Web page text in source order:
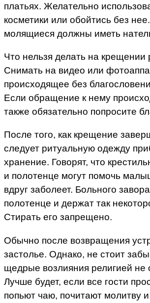
платьях. Желательно
косметики или обойтись без
молящиеся должны иметь
Что нельзя делать на крещении
Снимать на видео или
происходящее без
Если обращение к нему
также обязательно попросите
После того, как крещение
следует ритуальную одежду
хранение. Говорят, что
и полотенце могут помочь
вдруг заболеет. Больного
полотенце и держат так
Стирать его запрещено.
Обычно после возвращения
застолье. Однако, не стоит
щедрые возлияния религией не
Лучше будет, если все гости
попьют чаю, почитают молитву